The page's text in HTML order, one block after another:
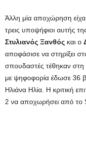
Άλλη μία αποχώρηση
τρεις υποψήφιοι αυτής
Στυλιανός Ξανθός και ο
αποφάσισε να στηρίξει
σπουδαστές τέθηκαν στη
με ψηφοφορία έδωσε 36
Ηλιάνα Ηλία. Η κριτική
2 να αποχωρήσει από το